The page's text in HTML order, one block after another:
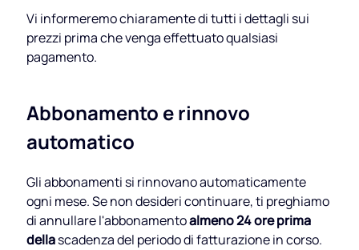
Converti da PDF
PDF in EXCEL
PDF in PPT
PDF in JPG
WORD in PDF
EXCEL in PDF
PPT in PDF
Converti in JPG
WORD in JPG
EXCEL in JPG
Contattaci
Vi informeremo chiaramente di tutti i dettagli sui
prezzi prima che venga effettuato qualsiasi
pagamento.
Abbonamento e rinnovo
automatico
Gli abbonamenti si rinnovano automaticamente
ogni mese. Se non desideri continuare, ti preghiamo
di annullare l'abbonamentoalmeno 24 ore prima
dellascadenza del periodo di fatturazione in corso.